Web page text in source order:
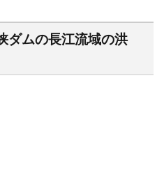
ダムの長江流域の洪